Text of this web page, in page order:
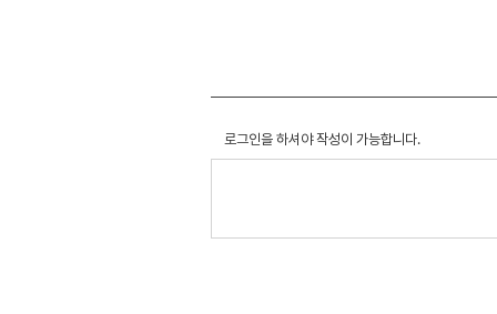
로그인을 하셔야 작성이 가능합니다.